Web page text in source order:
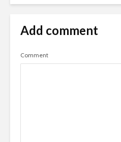
Add comment
Comment